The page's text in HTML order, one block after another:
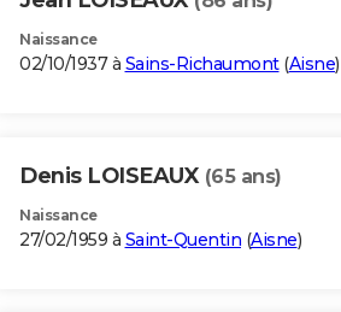
Naissance
02/10/1937 à Sains-Richaumont(Aisne)
Denis LOISEAUX (65 ans)
Naissance
27/02/1959 à Saint-Quentin (Aisne)